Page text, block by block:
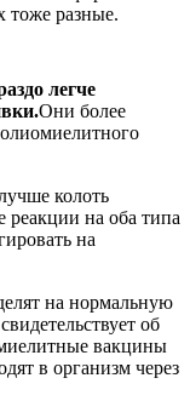
тоже разные.
легче
Они более
колоть
реакции на оба типа
на
на нормальную
об
вакцины
в организм через